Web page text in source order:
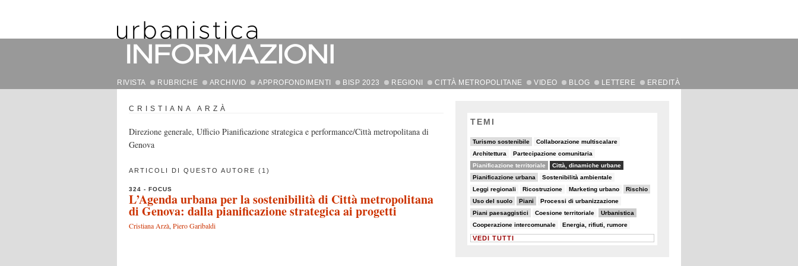
RIVISTA RUBRICHE ARCHIVIO APPROFONDIMENTI BISP 2023 REGIONI CITTÀ METROPOLITANE VIDEO BLOG LETTERE EREDITÀ
CRISTIANA ARZÀ
Direzione generale, Ufficio Pianificazione strategica e performance/Città metropolitana di
Genova
ARTICOLI DI QUESTO AUTORE (1)
324 - FOCUS
L’Agenda urbana per la sostenibilità di Città metropolitana
di Genova: dalla pianificazione strategica ai progetti
Cristiana Arzà, Piero Garibaldi
TEMI
Turismo sostenibile
18/90 Collaborazione multiscalare
5/90
Architettura
7/90 Partecipazione comunitaria
7/90
Pianificazione territoriale
48/90 Città, dinamiche urbane
81/90
Pianificazione urbana
22/90 Sostenibilità ambientale
5/90
Leggi regionali
5/90 Ricostruzione
7/90 Marketing urbano
5/90 Rischio
19/90
Uso del suolo
10/90 Piani
28/90 Processi di urbanizzazione
8/90
Piani paesaggistici
10/90 Coesione territoriale
8/90 Urbanistica
28/90
Cooperazione intercomunale
7/90 Energia, rifiuti, rumore
6/90
VEDI TUTTI